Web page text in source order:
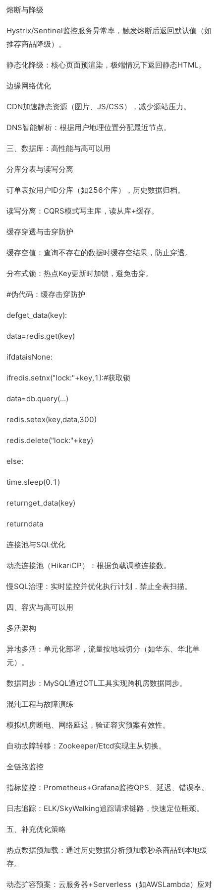
熔断与降级
Hystrix/Sentinel监控服务异常率，触发熔断后返回默认值（如
推荐商品降级）。
静态化降级：核心页面预渲染，极端情况下返回静态HTML。
边缘网络优化
CDN加速静态资源（图片、JS/CSS），减少源站压力。
DNS智能解析：根据用户地理位置分配最近节点。
三、数据库：高性能与高可以用
分库分表与读写分离
订单表按用户ID分库（如256个库），历史数据归档。
读写分离：CQRS模式写主库，读从库+缓存。
缓存穿透与击穿防护
缓存空值：查询不存在的数据时缓存空结果，防止穿透。
分布式锁：热点Key更新时加锁，避免击穿。
#伪代码：缓存击穿防护
defget_data(key):
data=redis.get(key)
ifdataisNone:
ifredis.setnx("lock:"+key,1):#获取锁
data=db.query(...)
redis.setex(key,data,300)
redis.delete("lock:"+key)
else:
time.sleep(0.1)
returnget_data(key)
returndata
连接池与SQL优化
动态连接池（HikariCP）：根据负载调整连接数。
慢SQL治理：实时监控并优化执行计划，禁止全表扫描。
四、容灾与高可以用
多活架构
异地多活：单元化部署，流量按地域切分（如华东、华北单
元）。
数据同步：MySQL通过OTL工具实现跨机房数据同步。
混沌工程与故障演练
模拟机房断电、网络延迟，验证容灾预案有效性。
自动故障转移：Zookeeper/Etcd实现主从切换。
全链路监控
指标监控：Prometheus+Grafana监控QPS、延迟、错误率。
日志追踪：ELK/SkyWalking追踪请求链路，快速定位瓶颈。
五、补充优化策略
热点数据预加载：通过历史数据分析预加载秒杀商品到本地缓
存。
动态扩容预案：云服务器+Serverless（如AWSLambda）应对
400-138-6990